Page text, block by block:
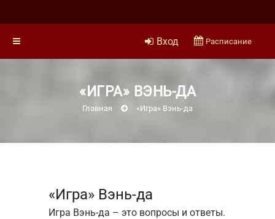
Вход Расписание
«ИГРА» ВЭНЬ-ДА
Главная «Игра» Вэнь-да
«Игра» Вэнь-да
Игра Вэнь-да – это вопросы и ответы.